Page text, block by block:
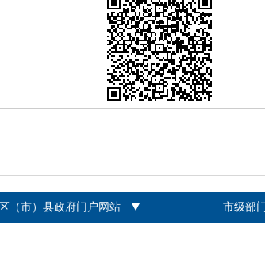
区（市）县政府门户网站 市级部